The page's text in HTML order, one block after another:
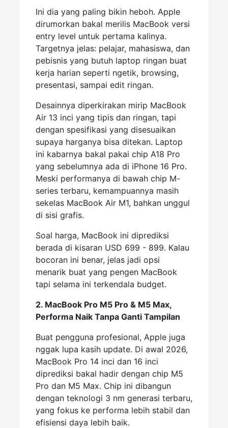
Ini dia yang paling bikin heboh. Apple
dirumorkan bakal merilis MacBook versi
entry level untuk pertama kalinya.
Targetnya jelas: pelajar, mahasiswa, dan
pebisnis yang butuh laptop ringan buat
kerja harian seperti ngetik, browsing,
presentasi, sampai edit ringan.
Desainnya diperkirakan mirip MacBook
Air 13 inci yang tipis dan ringan, tapi
dengan spesifikasi yang disesuaikan
supaya harganya bisa ditekan. Laptop
ini kabarnya bakal pakai chip A18 Pro
yang sebelumnya ada di iPhone 16 Pro.
Meski performanya di bawah chip M-
series terbaru, kemampuannya masih
sekelas MacBook Air M1, bahkan unggul
di sisi grafis.
Soal harga, MacBook ini diprediksi
berada di kisaran USD 699 - 899. Kalau
bocoran ini benar, jelas jadi opsi
menarik buat yang pengen MacBook
tapi selama ini terkendala budget.
2. MacBook Pro M5 Pro & M5 Max,
Performa Naik Tanpa Ganti Tampilan
Buat pengguna profesional, Apple juga
nggak lupa kasih update. Di awal 2026,
MacBook Pro 14 inci dan 16 inci
diprediksi bakal hadir dengan chip M5
Pro dan M5 Max. Chip ini dibangun
dengan teknologi 3 nm generasi terbaru,
yang fokus ke performa lebih stabil dan
efisiensi daya lebih baik.